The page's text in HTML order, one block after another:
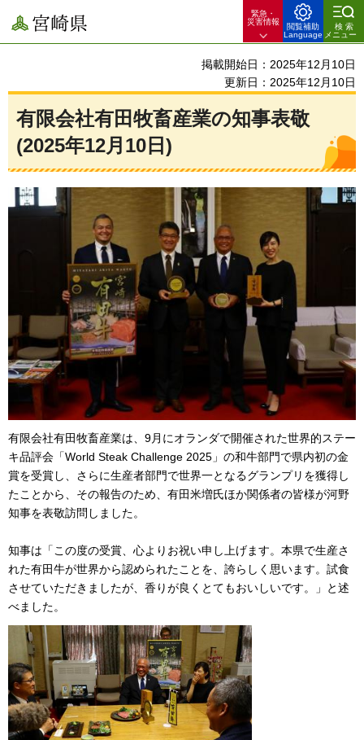
宮崎県
緊急・
災害情報
閲覧補助
Language
検索
メニュー
掲載開始日：2025年12月10日
更新日：2025年12月10日
有限会社有田牧畜産業の知事表敬
(2025年12月10日)
有限会社有田牧畜産業は、9月にオランダで開催された世界的ステー
キ品評会「World Steak Challenge 2025」の和牛部門で県内初の金
賞を受賞し、さらに生産者部門で世界一となるグランプリを獲得し
たことから、その報告のため、有田米増氏ほか関係者の皆様が河野
知事を表敬訪問しました。
知事は「この度の受賞、心よりお祝い申し上げます。本県で生産さ
れた有田牛が世界から認められたことを、誇らしく思います。試食
させていただきましたが、香りが良くとてもおいしいです。」と述
べました。